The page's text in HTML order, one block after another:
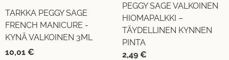
TARKKA PEGGY SAGE
FRENCH MANICURE -
KYNÄ VALKOINEN 3ML
10,01 €
PEGGY SAGE VALKOINEN
HIOMAPALKKI –
TÄYDELLINEN KYNNEN
PINTA
2,49 €